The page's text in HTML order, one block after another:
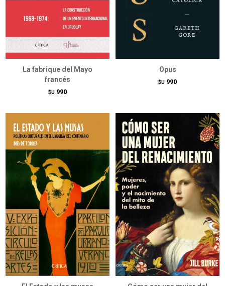
La fabrique del Mayo
francés
$U 990
Opus
$U 990